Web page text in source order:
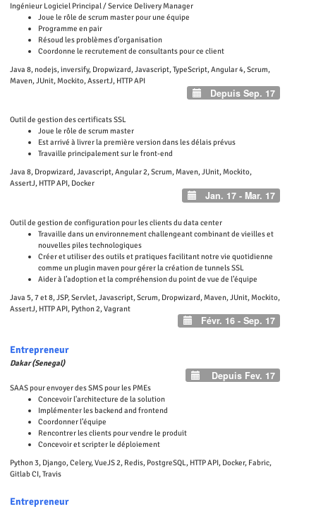
Ingénieur Logiciel Principal / Service Delivery Manager
Joue le rôle de scrum master pour une équipe
Programme en pair
Résoud les problèmes d’organisation
Coordonne le recrutement de consultants pour ce client
Java 8, nodejs, inversify, Dropwizard, Javascript, TypeScript, Angular 4, Scrum,
Maven, JUnit, Mockito, AssertJ, HTTP API
Depuis Sep. 17
Outil de gestion des certificats SSL
Joue le rôle de scrum master
Est arrivé à livrer la première version dans les délais prévus
Travaille principalement sur le front-end
Java 8, Dropwizard, Javascript, Angular 2, Scrum, Maven, JUnit, Mockito,
AssertJ, HTTP API, Docker
Jan. 17 - Mar. 17
Outil de gestion de configuration pour les clients du data center
Travaille dans un environnement challengeant combinant de vieilles et
nouvelles piles technologiques
Créer et utiliser des outils et pratiques facilitant notre vie quotidienne
comme un plugin maven pour gérer la création de tunnels SSL
Aider à l’adoption et la compréhension du point de vue de l’équipe
Java 5, 7 et 8, JSP, Servlet, Javascript, Scrum, Dropwizard, Maven, JUnit, Mockito,
AssertJ, HTTP API, Python 2, Vagrant
Févr. 16 - Sep. 17
Entrepreneur
Dakar (Senegal)
Depuis Fev. 17
SAAS pour envoyer des SMS pour les PMEs
Concevoir l'architecture de la solution
Implémenter les backend and frontend
Coordonner l’équipe
Rencontrer les clients pour vendre le produit
Concevoir et scripter le déploiement
Python 3, Django, Celery, VueJS 2, Redis, PostgreSQL, HTTP API, Docker, Fabric,
Gitlab CI, Travis
Entrepreneur